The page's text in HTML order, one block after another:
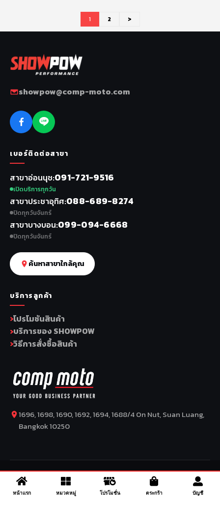
1 2 >
หน้าแรก หมวดหมู่ โปรโมชั่น ตระกร้า บัญชี
showpow@comp-moto.com
เบอร์ติดต่อสาขา
สาขาอ่อนนุช 091-721-9516
เปิดบริการทุกวัน
สาขาประชาอุทิศ 088-689-8274
ปิดทุกวันจันทร์
สาขาบางบอน 099-094-6668
ปิดทุกวันจันทร์
ค้นหาสาขาใกล้คุณ
บริการลูกค้า
โปรโมชันสินค้า
บริการของ SHOWPOW
วิธีการสั่งซื้อสินค้า
1696, 1698, 1690, 1692, 1694, 1688/4 On Nut, Suan Luang,
Bangkok 10250
COPYRIGHT BY COMP MOTO CO., LTD © 2026–SuperBike x
SuperDrive– ข่าวรถยนต์ รีวิวรถยนต์ไฟฟ้า ข่าวรถไฟฟ้า ข่าวรถ
จักรยานยนต์ รีวิวมอเตอร์ไซค์ ข่าวมอเตอร์ไซค์ รถยนต์ รถไฟฟ้า